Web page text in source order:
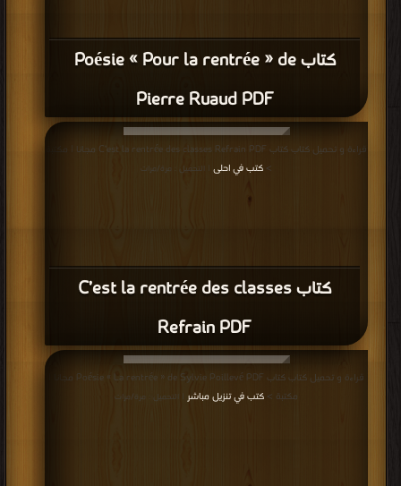
كتاب Poésie « Pour la rentrée » de
Pierre Ruaud PDF
كتاب C’est la rentrée des classes
Refrain PDF
قراءة و تحميل كتاب كتاب C’est la rentrée des classes Refrain PDF مجانا | مكتبة
> كتب في احلى | التحميل : مرة/مرات
قراءة و تحميل كتاب كتاب Poésie « La rentrée » de Sylvie Poillevé PDF مجانا |
مكتبة > كتب في تنزيل مباشر | التحميل : مرة/مرات